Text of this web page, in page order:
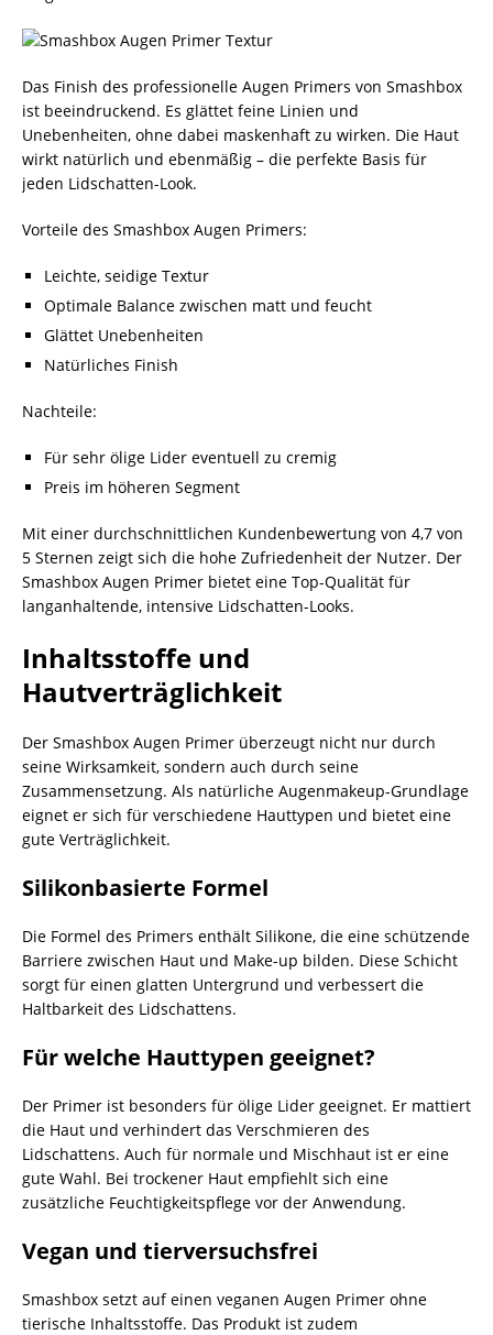
Das Finish des professionelle Augen Primers von Smashbox
ist beeindruckend. Es glättet feine Linien und
Unebenheiten, ohne dabei maskenhaft zu wirken. Die Haut
wirkt natürlich und ebenmäßig – die perfekte Basis für
jeden Lidschatten-Look.
Vorteile des Smashbox Augen Primers:
Leichte, seidige Textur
Optimale Balance zwischen matt und feucht
Glättet Unebenheiten
Natürliches Finish
Nachteile:
Für sehr ölige Lider eventuell zu cremig
Preis im höheren Segment
Mit einer durchschnittlichen Kundenbewertung von 4,7 von
5 Sternen zeigt sich die hohe Zufriedenheit der Nutzer. Der
Smashbox Augen Primer bietet eine Top-Qualität für
langanhaltende, intensive Lidschatten-Looks.
Inhaltsstoffe und
Hautverträglichkeit
Der Smashbox Augen Primer überzeugt nicht nur durch
seine Wirksamkeit, sondern auch durch seine
Zusammensetzung. Als natürliche Augenmakeup-Grundlage
eignet er sich für verschiedene Hauttypen und bietet eine
gute Verträglichkeit.
Silikonbasierte Formel
Die Formel des Primers enthält Silikone, die eine schützende
Barriere zwischen Haut und Make-up bilden. Diese Schicht
sorgt für einen glatten Untergrund und verbessert die
Haltbarkeit des Lidschattens.
Für welche Hauttypen geeignet?
Der Primer ist besonders für ölige Lider geeignet. Er mattiert
die Haut und verhindert das Verschmieren des
Lidschattens. Auch für normale und Mischhaut ist er eine
gute Wahl. Bei trockener Haut empfiehlt sich eine
zusätzliche Feuchtigkeitspflege vor der Anwendung.
Vegan und tierversuchsfrei
Smashbox setzt auf einen veganen Augen Primer ohne
tierische Inhaltsstoffe. Das Produkt ist zudem